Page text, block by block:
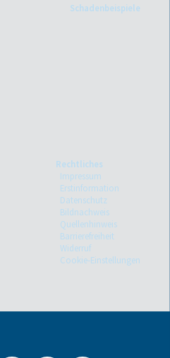
Schadenbeispiele
Rechtliches
Impressum
Erstinformation
Datenschutz
Bildnachweis
Quellenhinweis
Barrierefreiheit
Widerruf
Cookie-Einstellungen